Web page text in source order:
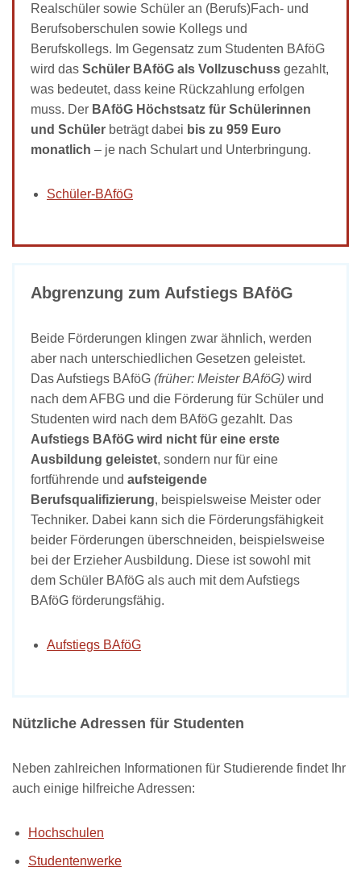
Realschüler sowie Schüler an (Berufs)Fach- und
Berufsoberschulen sowie Kollegs und
Berufskollegs. Im Gegensatz zum Studenten BAföG
wird das Schüler BAföG als Vollzuschuss gezahlt,
was bedeutet, dass keine Rückzahlung erfolgen
muss. Der BAföG Höchstsatz für Schülerinnen
und Schüler beträgt dabei bis zu 959 Euro
monatlich – je nach Schulart und Unterbringung.
Schüler-BAföG
Abgrenzung zum Aufstiegs BAföG
Beide Förderungen klingen zwar ähnlich, werden
aber nach unterschiedlichen Gesetzen geleistet.
Das Aufstiegs BAföG (früher: Meister BAföG) wird
nach dem AFBG und die Förderung für Schüler und
Studenten wird nach dem BAföG gezahlt. Das
Aufstiegs BAföG wird nicht für eine erste
Ausbildung geleistet, sondern nur für eine
fortführende und aufsteigende
Berufsqualifizierung, beispielsweise Meister oder
Techniker. Dabei kann sich die Förderungsfähigkeit
beider Förderungen überschneiden, beispielsweise
bei der Erzieher Ausbildung. Diese ist sowohl mit
dem Schüler BAföG als auch mit dem Aufstiegs
BAföG förderungsfähig.
Aufstiegs BAföG
Nützliche Adressen für Studenten
Neben zahlreichen Informationen für Studierende findet Ihr
auch einige hilfreiche Adressen:
Hochschulen
Studentenwerke